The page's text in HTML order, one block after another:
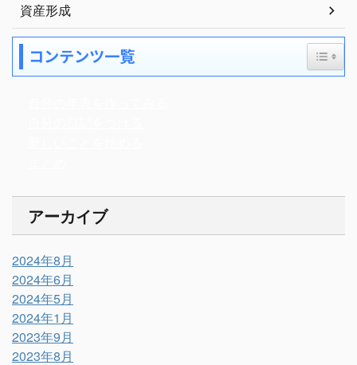
資産形成
コンテンツ一覧
アーカイブ
2024年8月
2024年6月
2024年5月
2024年1月
2023年9月
2023年8月